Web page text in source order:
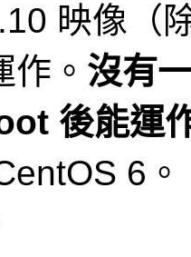
映像（
。 沒有
後能運
6